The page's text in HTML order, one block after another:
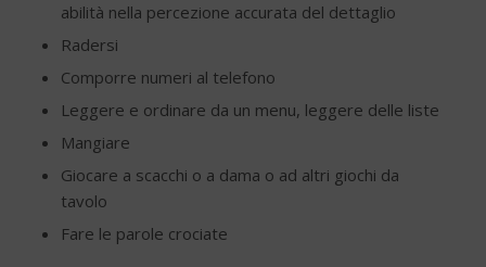
abilità nella percezione accurata del dettaglio
Radersi
Comporre numeri al telefono
Leggere e ordinare da un menu, leggere delle liste
Mangiare
Giocare a scacchi o a dama o ad altri giochi da
tavolo
Fare le parole crociate